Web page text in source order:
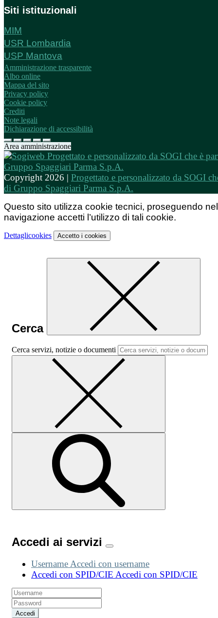
Siti istituzionali
MIM
USR Lombardia
USP Mantova
Amministrazione trasparente
Albo online
Mappa del sito
Privacy policy
Cookie policy
Crediti
Note legali
Dichiarazione di accessibilità
Area amministrazione
Copyright 2026 | Progettato e personalizzato da SOGI
di Gruppo Spaggiari Parma S.p.A.
Questo sito utilizza cookie tecnici, proseguendo
navigazione accetti l’utilizzo di tali cookie.
Dettaglicookies Accetto i cookies
Cerca
Cerca servizi, notizie o documenti
Accedi ai servizi
Username Accedi con username
Accedi con SPID/CIE Accedi con SPID/CIE
Accedi